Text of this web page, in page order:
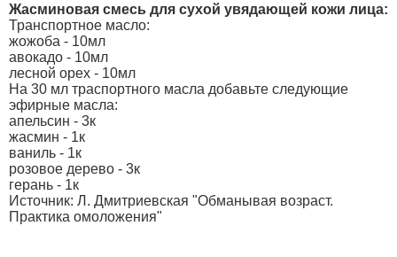
Жасминовая смесь для сухой увядающей кожи лица:
Транспортное масло:
жожоба - 10мл
авокадо - 10мл
лесной орех - 10мл
На 30 мл траспортного масла добавьте следующие
эфирные масла:
апельсин - 3к
жасмин - 1к
ваниль - 1к
розовое дерево - 3к
герань - 1к
Источник: Л. Дмитриевская "Обманывая возраст.
Практика омоложения"